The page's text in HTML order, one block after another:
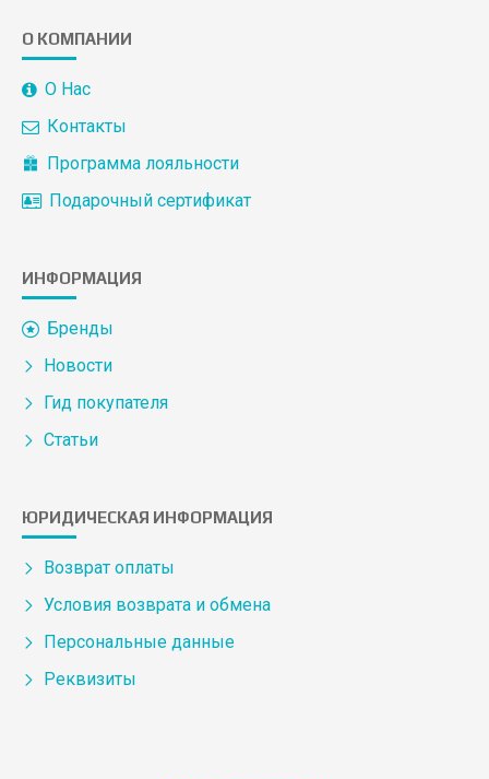
О КОМПАНИИ
О Нас
Контакты
Программа лояльности
Подарочный сертификат
ИНФОРМАЦИЯ
Бренды
Новости
Гид покупателя
Статьи
ЮРИДИЧЕСКАЯ ИНФОРМАЦИЯ
Возврат оплаты
Условия возврата и обмена
Персональные данные
Реквизиты